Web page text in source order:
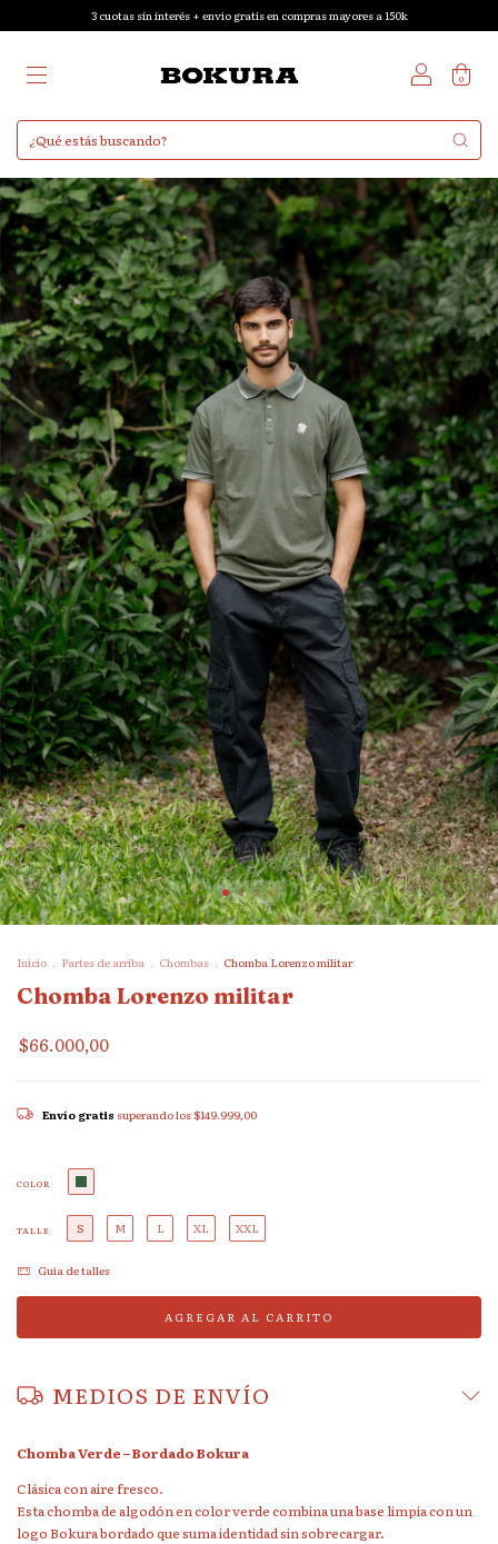
3 cuotas sin interés + envío gratis en compras mayores a 150k
0
Inicio . Partes de arriba . Chombas . Chomba Lorenzo militar
Chomba Lorenzo militar
$66.000,00
Envío gratis superando los$149.999,00
COLOR
TALLE S M L XL XXL
Guía de talles
MEDIOS DE ENVÍO
Chomba Verde – Bordado Bokura
Clásica con aire fresco.
Esta chomba de algodón en color verde combina una base limpia con un
logo Bokura bordado que suma identidad sin sobrecargar.